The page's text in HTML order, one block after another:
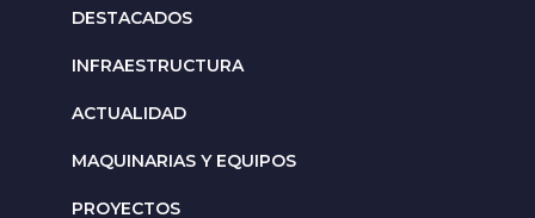
DESTACADOS
INFRAESTRUCTURA
ACTUALIDAD
MAQUINARIAS Y EQUIPOS
PROYECTOS